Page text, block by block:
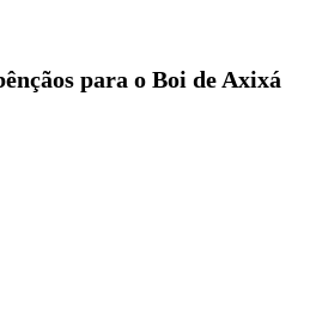
para o Boi de Axixá